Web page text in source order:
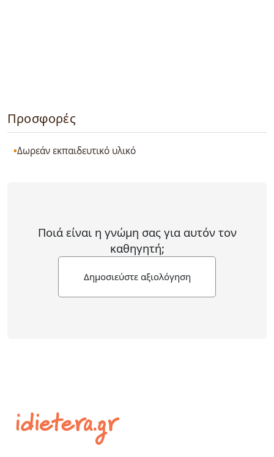
Προσφορές
Δωρεάν εκπαιδευτικό υλικό
Ποιά είναι η γνώμη σας για αυτόν τον
καθηγητή;
Δημοσιεύστε αξιολόγηση